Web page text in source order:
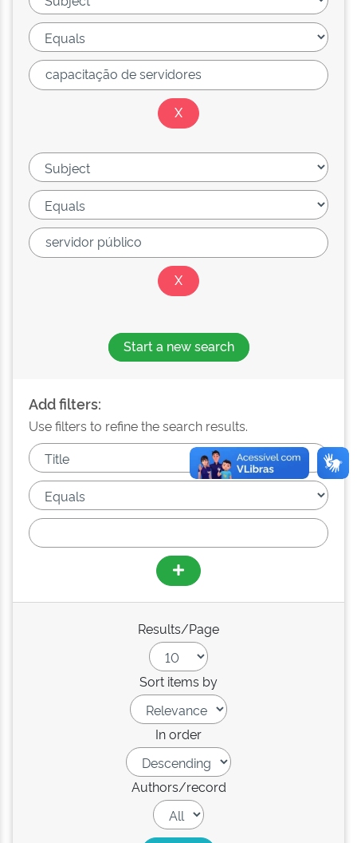
Start a new search
Add filters:
Use filters to refine the search results.
Results/Page
Sort items by
In order
Authors/record